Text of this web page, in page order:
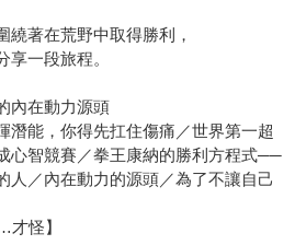
繞著在荒野中取得勝利，
一段旅程。
內在動力源頭
潛能，你得先扛住傷痛／世界第一超
心智競賽／拳王康納的勝利方程式──
人／內在動力的源頭／為了不讓自己
怪】